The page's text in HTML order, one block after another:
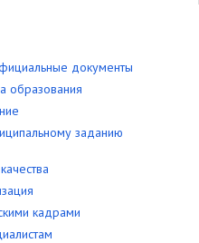
документы
образования
заданию
кадрами